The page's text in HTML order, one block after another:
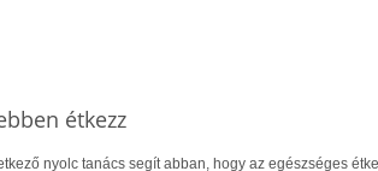
étkezz
nyolc tanács segít abban, hogy az egészséges